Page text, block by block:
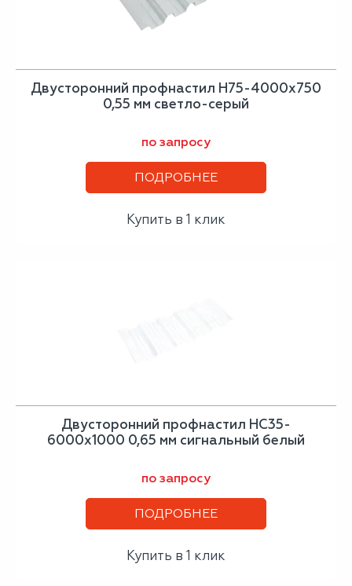
Двусторонний профнастил Н75-4000х750
0,55 мм светло-серый
по запросу
ПОДРОБНЕЕ
Купить в 1 клик
Двусторонний профнастил НС35-
6000х1000 0,65 мм сигнальный белый
по запросу
ПОДРОБНЕЕ
Купить в 1 клик